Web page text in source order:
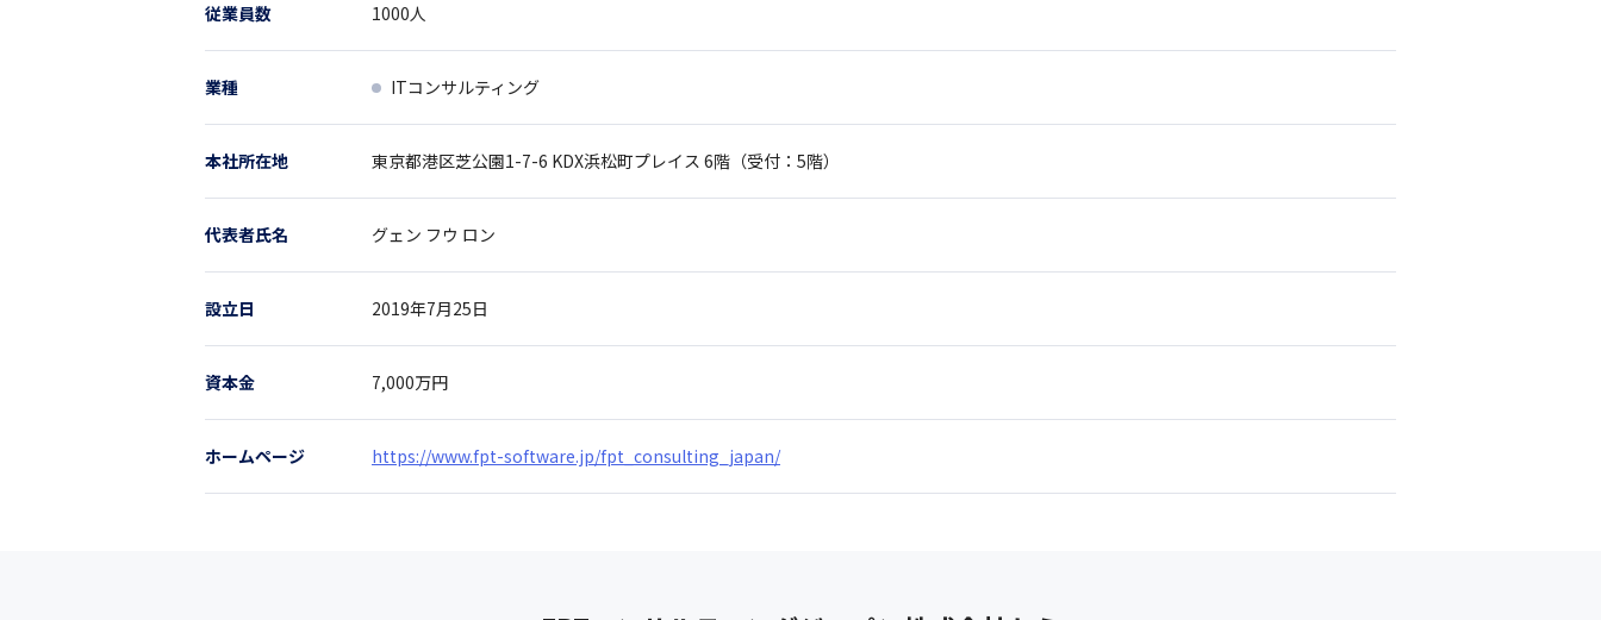
従業員数 1000人
業種 ITコンサルティング
本社所在地 東京都港区芝公園1-7-6 KDX浜松町プレイス 6階（受付：5階）
代表者氏名 グェン フウ ロン
設立日 2019年7月25日
資本金 7,000万円
ホームページ https://www.fpt-software.jp/fpt_consulting_japan/